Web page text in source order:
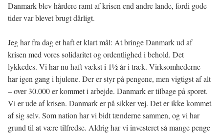
Danmark blev hårdere ramt af krisen end andre lande, fordi gode
tider var blevet brugt dårligt.
Jeg har fra dag et haft et klart mål: At bringe Danmark ud af
krisen med vores solidaritet og ordentlighed i behold. Det
lykkedes. Vi har nu haft vækst i 11⁄2 år i træk. Virksomhederne
har igen gang i hjulene. Der er styr på pengene, men vigtigst af alt
– over 30.000 er kommet i arbejde. Danmark er tilbage på sporet.
Vi er ude af krisen. Danmark er på sikker vej. Det er ikke kommet
af sig selv. Som nation har vi bidt tænderne sammen, og vi har
grund til at være tilfredse. Aldrig har vi investeret så mange penge